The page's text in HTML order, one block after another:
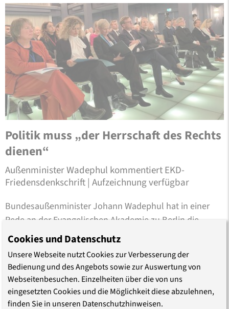
Politik muss „der Herrschaft des Rechts
dienen“
Außenminister Wadephul kommentiert EKD-
Friedensdenkschrift | Aufzeichnung verfügbar
Bundesaußenminister Johann Wadephul hat in einer
Rede an der Evangelischen Akademie zu Berlin die
ethischen Abwägungen der neuen EKD-
Friedensdenkschrift gewürdigt. Er nehme darin zwei
wichtige Verschiebungen wahr, sagte Wadephul. Zum
einen eine stärkere Hinwendung zu einem
Menschenbild, das …
Cookies und Datenschutz
Unsere Webseite nutzt Cookies zur Verbesserung der
Bedienung und des Angebots sowie zur Auswertung von
Webseitenbesuchen. Einzelheiten über die von uns
eingesetzten Cookies und die Möglichkeit diese abzulehnen,
finden Sie in unseren Datenschutzhinweisen.